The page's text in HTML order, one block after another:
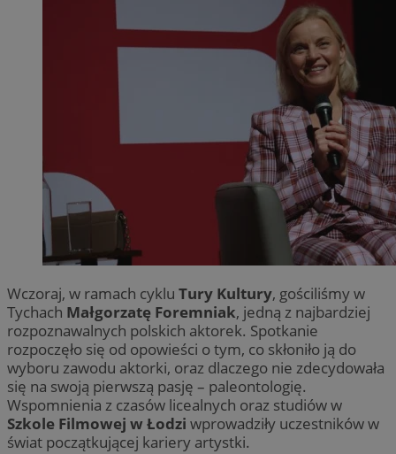
Wczoraj, w ramach cyklu Tury Kultury, gościliśmy w
Tychach Małgorzatę Foremniak, jedną z najbardziej
rozpoznawalnych polskich aktorek. Spotkanie
rozpoczęło się od opowieści o tym, co skłoniło ją do
wyboru zawodu aktorki, oraz dlaczego nie zdecydowała
się na swoją pierwszą pasję – paleontologię.
Wspomnienia z czasów licealnych oraz studiów w
Szkole Filmowej w Łodzi wprowadziły uczestników w
świat początkującej kariery artystki.